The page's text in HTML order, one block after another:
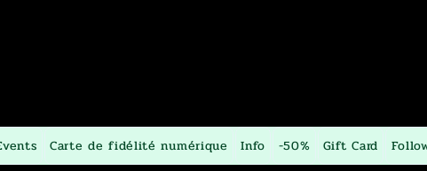
Carte de fidélité numérique Info -50% Gift Card